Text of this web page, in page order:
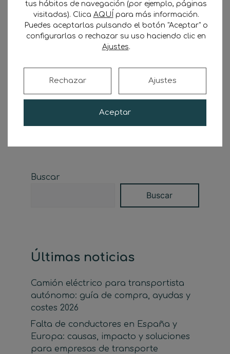
Buscar
Buscar
Últimas noticias
Camión eléctrico para transportista
autónomo: guía de compra, ayudas y
costes 2026
Falta de conductores en España y
Europa: causas, impacto y soluciones
para empresas de transporte
tus hábitos de navegación (por ejemplo, páginas
visitadas). Clica AQUÍ para más información.
Puedes aceptarlas pulsando el botón "Aceptar" o
configurarlas o rechazar su uso haciendo clic en
Ajustes.
Aceptar
Rechazar Ajustes